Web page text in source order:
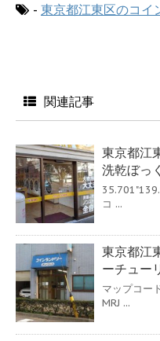
- 東京都江東区のコイ
関連記事
東京都江
洗乾ぼっ
コ ...
東京都江
ーチュー
マップコー
MRJ ...